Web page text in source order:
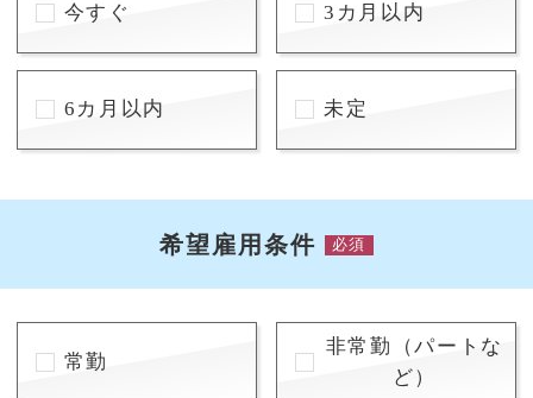
今すぐ 3カ月以内
6カ月以内 未定
希望雇用条件 必須
常勤
非常勤（パートな
ど）